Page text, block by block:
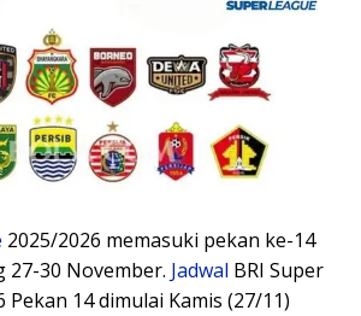
2025/2026 memasuki pekan ke-14
30 November. Jadwal BRI Super
Pekan 14 dimulai Kamis (27/11)